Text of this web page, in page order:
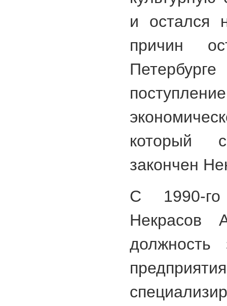
и
причин
который
закончен
С 1990-
Некрасов
должность